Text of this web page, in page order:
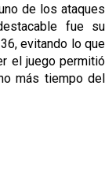
de los ataques
fue su
evitando lo que
el juego permitió
más tiempo del